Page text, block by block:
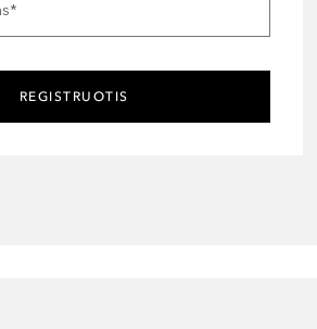
*
REGISTRUOTIS